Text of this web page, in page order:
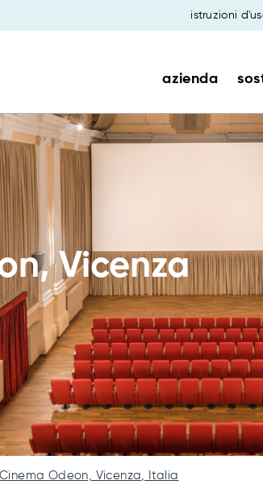
istruzioni
azienda
Vicenza
Cinema Odeon, Vicenza, Italia